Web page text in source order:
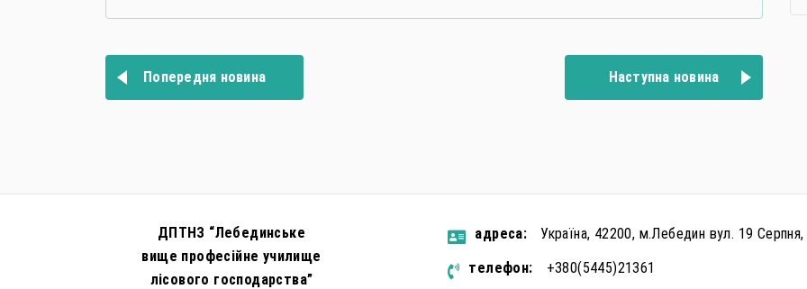
записівПопередня новина Наступна новина
ДПТНЗ “Лебединське
вище професійне училище
лісового господарства”
aдресa:
Україна, 42200, м.Лебедин вул. 19 Серпня,
телефон:
+380(5445)21361